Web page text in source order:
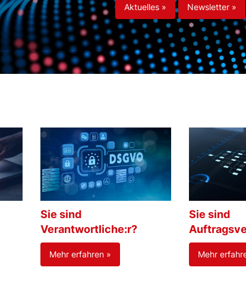
Aktuelles » Newsletter »
Sie sind
Verantwortliche:r?
Mehr erfahren »
Sie sind
Mehr